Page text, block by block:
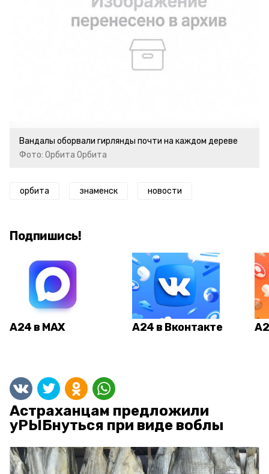
Вандалы оборвали гирлянды почти на каждом дереве
Фото: Орбита Орбита
орбита знаменск новости
Подпишись!
А24 в MAX А24 в Вконтакте
Астраханцам предложили
уРЫБнуться при виде воблы